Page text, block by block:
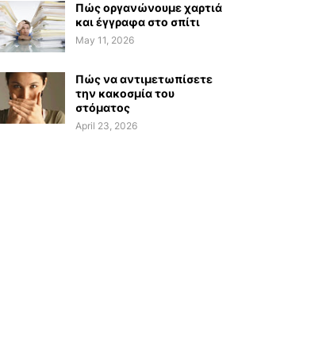
Πώς οργανώνουμε χαρτιά
και έγγραφα στο σπίτι
May 11, 2026
Πώς να αντιμετωπίσετε
την κακοσμία του
στόματος
April 23, 2026